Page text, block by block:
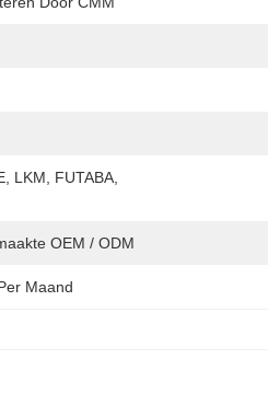
LKM, FUTABA,
OEM / ODM
Maand